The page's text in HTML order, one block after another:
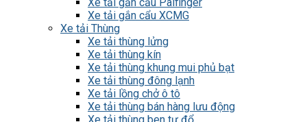
Xe tải gắn cẩu Palfinger
Xe tải gắn cẩu XCMG
Xe tải Thùng
Xe tải thùng lửng
Xe tải thùng kín
Xe tải thùng khung mui phủ bạt
Xe tải thùng đông lạnh
Xe tải lồng chở ô tô
Xe tải thùng bán hàng lưu động